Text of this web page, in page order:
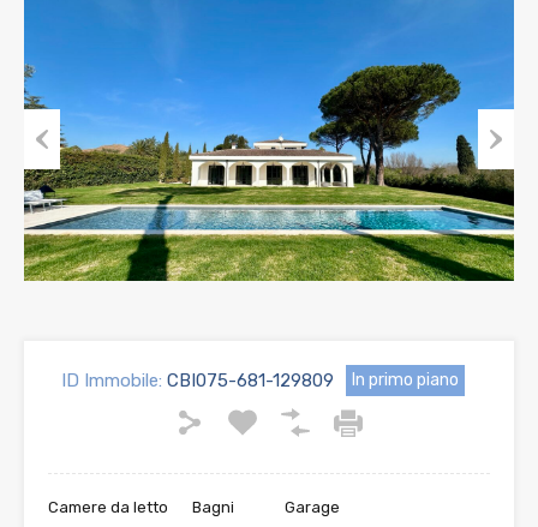
Previous Next
ID Immobile: CBI075-681-129809 In primo piano
Camere da letto Bagni Garage